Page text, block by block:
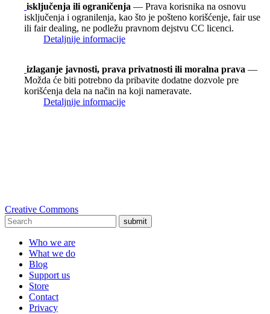
isključenja ili ograničenja — Prava korisnika na osnovu
isključenja i ogranilenja, kao što je pošteno korišćenje, fair use
ili fair dealing, ne podležu pravnom dejstvu CC licenci.
Detaljnije informacije
izlaganje javnosti, prava privatnosti ili moralna prava —
Možda će biti potrebno da pribavite dodatne dozvole pre
korišćenja dela na način na koji nameravate.
Detaljnije informacije
Creative Commons
submit
Who we are
What we do
Blog
Support us
Store
Contact
Privacy